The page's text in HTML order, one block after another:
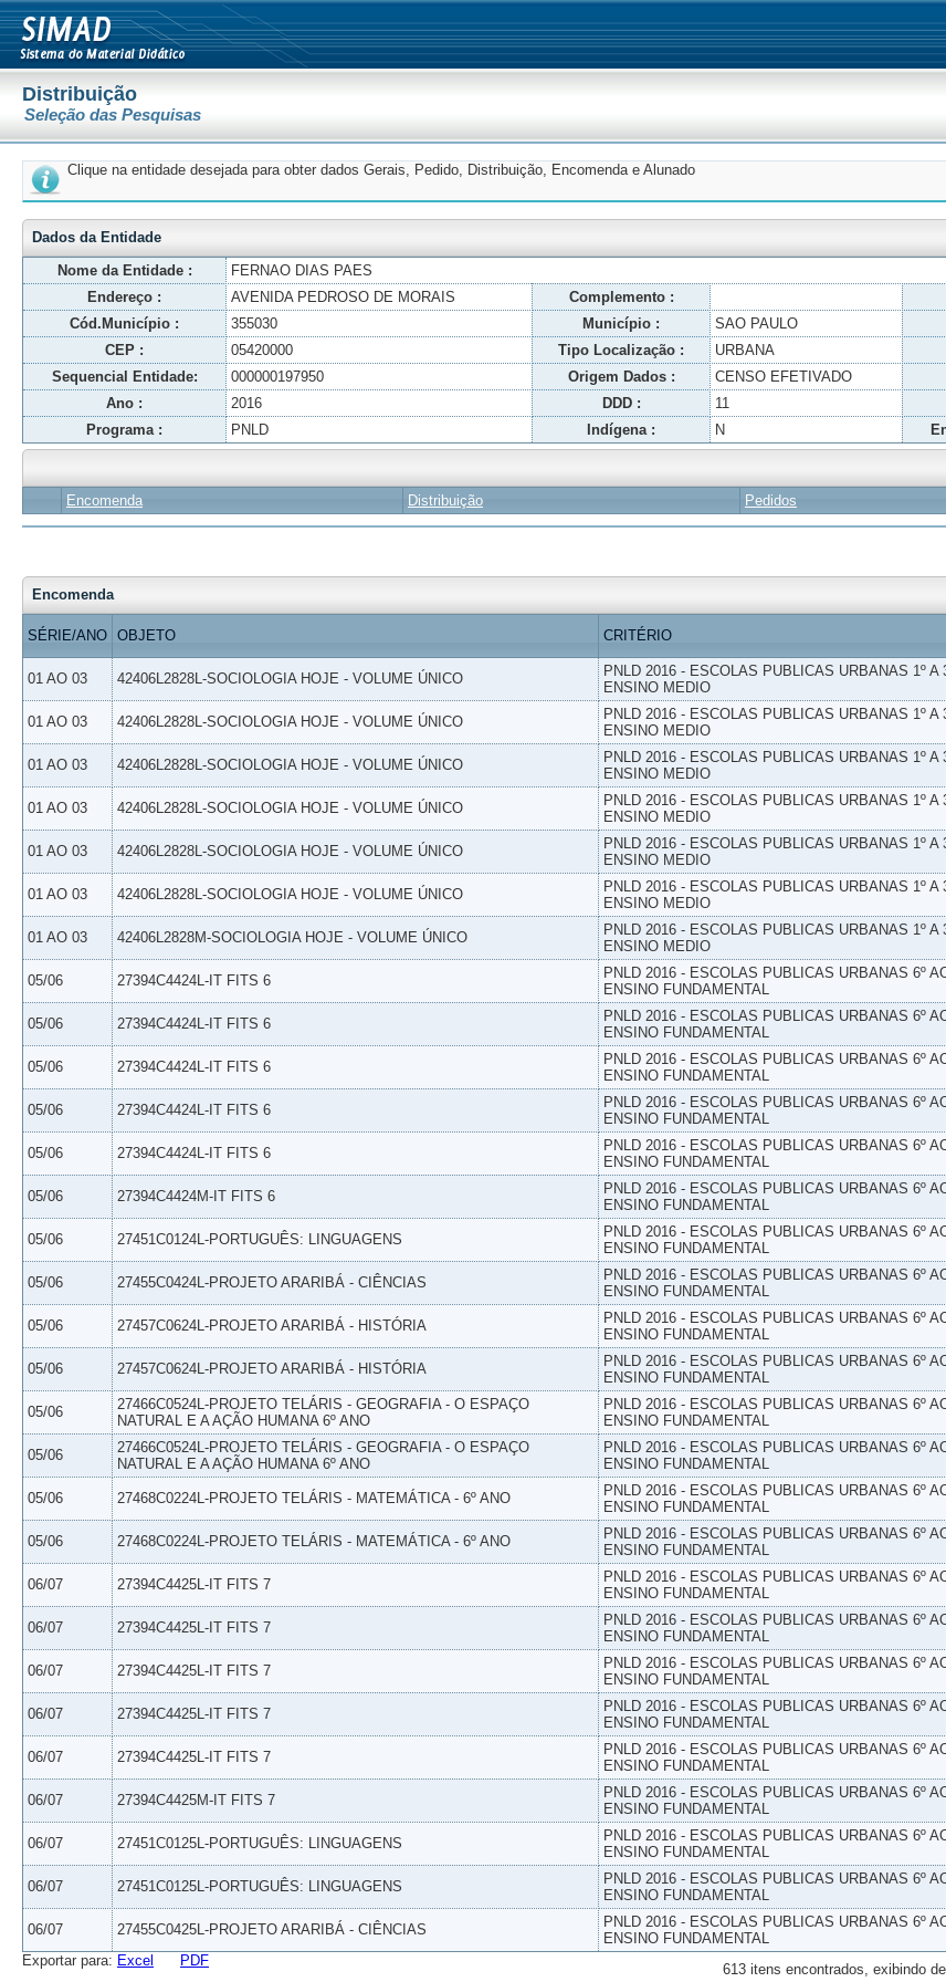
Distribuição
Seleção das Pesquisas
Clique na entidade desejada para obter dados Gerais, Pedido, Distribuição, Encomenda e Alunado
Dados da Entidade
Nome da Entidade :
FERNAO DIAS PAES
Endereço :
AVENIDA PEDROSO DE MORAIS Complemento :
Cód.Município :
355030 Município : SAO PAULO
CEP :
05420000 Tipo Localização : URBANA
Sequencial Entidade:
000000197950 Origem Dados : CENSO EFETIVADO
Ano :
2016 DDD : 11
Programa :
PNLD Indígena : N
Encomenda Distribuição Pedidos
Encomenda
SÉRIE/ANO OBJETO CRITÉRIO
01 AO 03 42406L2828L-SOCIOLOGIA HOJE - VOLUME ÚNICO
PNLD 2016 - ESCOLAS PUBLICAS URBANAS 1º A
ENSINO MEDIO
01 AO 03 42406L2828L-SOCIOLOGIA HOJE - VOLUME ÚNICO
PNLD 2016 - ESCOLAS PUBLICAS URBANAS 1º A
ENSINO MEDIO
01 AO 03 42406L2828L-SOCIOLOGIA HOJE - VOLUME ÚNICO
PNLD 2016 - ESCOLAS PUBLICAS URBANAS 1º A
ENSINO MEDIO
01 AO 03 42406L2828L-SOCIOLOGIA HOJE - VOLUME ÚNICO
PNLD 2016 - ESCOLAS PUBLICAS URBANAS 1º A
ENSINO MEDIO
01 AO 03 42406L2828L-SOCIOLOGIA HOJE - VOLUME ÚNICO
PNLD 2016 - ESCOLAS PUBLICAS URBANAS 1º A
ENSINO MEDIO
01 AO 03 42406L2828L-SOCIOLOGIA HOJE - VOLUME ÚNICO
PNLD 2016 - ESCOLAS PUBLICAS URBANAS 1º A
ENSINO MEDIO
01 AO 03 42406L2828M-SOCIOLOGIA HOJE - VOLUME ÚNICO
PNLD 2016 - ESCOLAS PUBLICAS URBANAS 1º A
ENSINO MEDIO
05/06 27394C4424L-IT FITS 6
PNLD 2016 - ESCOLAS PUBLICAS URBANAS 6º
ENSINO FUNDAMENTAL
05/06 27394C4424L-IT FITS 6
PNLD 2016 - ESCOLAS PUBLICAS URBANAS 6º
ENSINO FUNDAMENTAL
05/06 27394C4424L-IT FITS 6
PNLD 2016 - ESCOLAS PUBLICAS URBANAS 6º
ENSINO FUNDAMENTAL
05/06 27394C4424L-IT FITS 6
PNLD 2016 - ESCOLAS PUBLICAS URBANAS 6º
ENSINO FUNDAMENTAL
05/06 27394C4424L-IT FITS 6
PNLD 2016 - ESCOLAS PUBLICAS URBANAS 6º
ENSINO FUNDAMENTAL
05/06 27394C4424M-IT FITS 6
PNLD 2016 - ESCOLAS PUBLICAS URBANAS 6º
ENSINO FUNDAMENTAL
05/06 27451C0124L-PORTUGUÊS: LINGUAGENS
PNLD 2016 - ESCOLAS PUBLICAS URBANAS 6º
ENSINO FUNDAMENTAL
05/06 27455C0424L-PROJETO ARARIBÁ - CIÊNCIAS
PNLD 2016 - ESCOLAS PUBLICAS URBANAS 6º
ENSINO FUNDAMENTAL
05/06 27457C0624L-PROJETO ARARIBÁ - HISTÓRIA
PNLD 2016 - ESCOLAS PUBLICAS URBANAS 6º
ENSINO FUNDAMENTAL
05/06 27457C0624L-PROJETO ARARIBÁ - HISTÓRIA
PNLD 2016 - ESCOLAS PUBLICAS URBANAS 6º
ENSINO FUNDAMENTAL
05/06
27466C0524L-PROJETO TELÁRIS - GEOGRAFIA - O ESPAÇO
NATURAL E A AÇÃO HUMANA 6º ANO
PNLD 2016 - ESCOLAS PUBLICAS URBANAS 6º
ENSINO FUNDAMENTAL
05/06
27466C0524L-PROJETO TELÁRIS - GEOGRAFIA - O ESPAÇO
NATURAL E A AÇÃO HUMANA 6º ANO
PNLD 2016 - ESCOLAS PUBLICAS URBANAS 6º
ENSINO FUNDAMENTAL
05/06 27468C0224L-PROJETO TELÁRIS - MATEMÁTICA - 6º ANO
PNLD 2016 - ESCOLAS PUBLICAS URBANAS 6º
ENSINO FUNDAMENTAL
05/06 27468C0224L-PROJETO TELÁRIS - MATEMÁTICA - 6º ANO
PNLD 2016 - ESCOLAS PUBLICAS URBANAS 6º
ENSINO FUNDAMENTAL
06/07 27394C4425L-IT FITS 7
PNLD 2016 - ESCOLAS PUBLICAS URBANAS 6º
ENSINO FUNDAMENTAL
06/07 27394C4425L-IT FITS 7
PNLD 2016 - ESCOLAS PUBLICAS URBANAS 6º
ENSINO FUNDAMENTAL
06/07 27394C4425L-IT FITS 7
PNLD 2016 - ESCOLAS PUBLICAS URBANAS 6º
ENSINO FUNDAMENTAL
06/07 27394C4425L-IT FITS 7
PNLD 2016 - ESCOLAS PUBLICAS URBANAS 6º
ENSINO FUNDAMENTAL
06/07 27394C4425L-IT FITS 7
PNLD 2016 - ESCOLAS PUBLICAS URBANAS 6º
ENSINO FUNDAMENTAL
06/07 27394C4425M-IT FITS 7
PNLD 2016 - ESCOLAS PUBLICAS URBANAS 6º
ENSINO FUNDAMENTAL
06/07 27451C0125L-PORTUGUÊS: LINGUAGENS
PNLD 2016 - ESCOLAS PUBLICAS URBANAS 6º
ENSINO FUNDAMENTAL
06/07 27451C0125L-PORTUGUÊS: LINGUAGENS
PNLD 2016 - ESCOLAS PUBLICAS URBANAS 6º
ENSINO FUNDAMENTAL
06/07 27455C0425L-PROJETO ARARIBÁ - CIÊNCIAS
PNLD 2016 - ESCOLAS PUBLICAS URBANAS 6º
ENSINO FUNDAMENTAL
613 itens encontrados, exibindo
Exportar para: Excel PDF